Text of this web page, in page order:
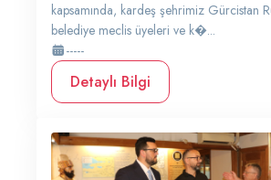
kapsamında, kardeş şehrimiz Gürcistan
belediye meclis üyeleri ve k�...
-----
Detaylı Bilgi